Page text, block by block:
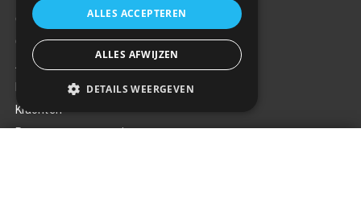
Over ons
Contact
Algemene voorwaarden
Privacy Policy
Klachten
Retouren en garantie
ALLES ACCEPTEREN
ALLES AFWIJZEN
DETAILS WEERGEVEN